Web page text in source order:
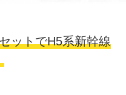
ットでH5系新幹線